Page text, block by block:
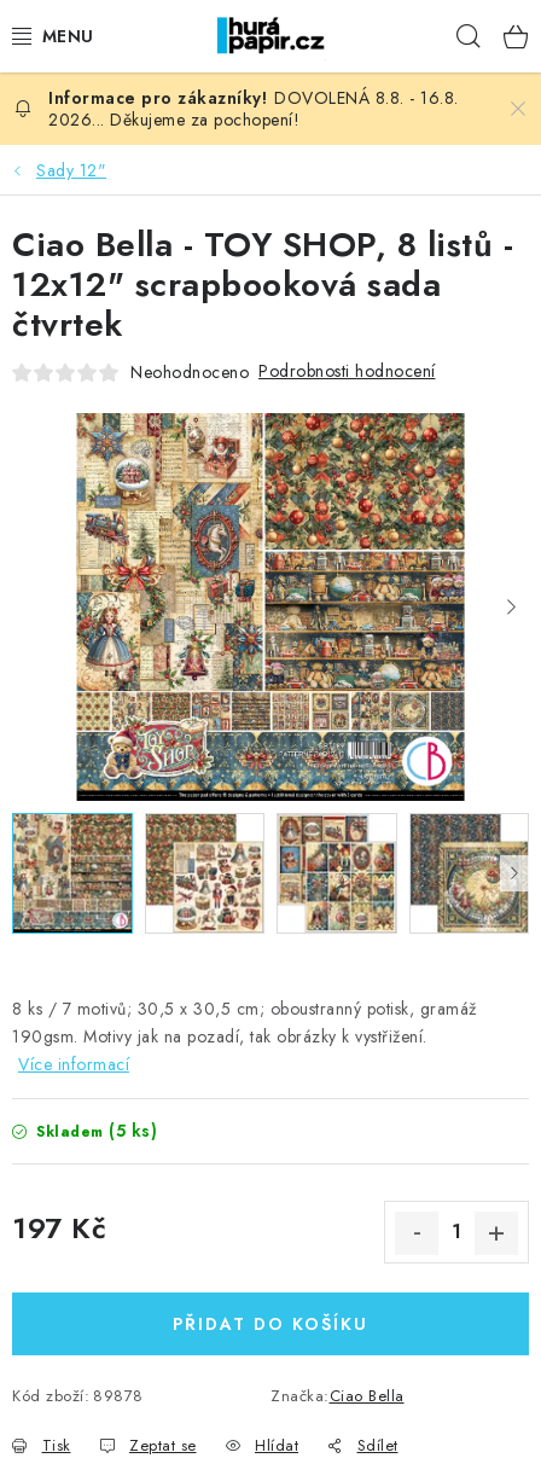
na
NOVINKY
HURÁ DÍLNA
VŠECHNO ZBOŽÍ
KNIHAŘSKÝ MATERIÁL
OBLÍBENÉ ♥️
FOTORECENZE
MOJE OBJEDNÁVKA
ZNAČKY
Doprava Kontakty Moje objednávka
Oblíbené ♥️
Hodnocení obchodu
Obchodní podmínky
Podmínky ochrany osobních údajů
Ověřování recenzí
Jak nakupovat
DOVOLENÁ 8.8. - 16.8.
2026... Děkujeme za pochopení!
Sady 12"
8 ks / 7 motivů; 30,5 x 30,5 cm; oboustranný potisk, gramáž
190gsm. Motivy jak na pozadí, tak obrázky k vystřižení.
Více informací
Skladem (5 ks)
197 Kč
PŘIDAT DO KOŠÍKU
Kód zboží: 89878 Značka:Ciao Bella
Tisk Zeptat se Hlídat Sdílet
Ciao Bella - TOY SHOP, 8 listů -
12x12" scrapbooková sada
čtvrtek
Neohodnoceno Podrobnosti hodnocení